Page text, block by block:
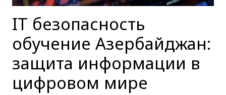
IT безопасность
обучение Азербайджан:
защита информации в
цифровом мире